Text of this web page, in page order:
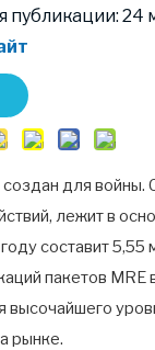
24
для войны.
лежит в
составит
пакетов MRE
высочайшего
рынке.